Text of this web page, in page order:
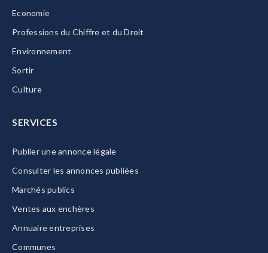
Economie
Professions du Chiffre et du Droit
Environnement
Sortir
Culture
SERVICES
Publier une annonce légale
Consulter les annonces publiées
Marchés publics
Ventes aux enchères
Annuaire entreprises
Communes